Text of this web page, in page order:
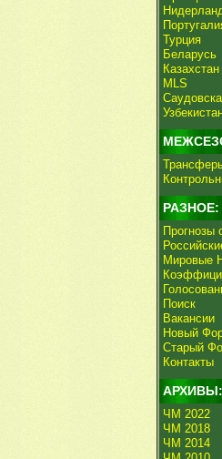
Турция
Беларусь
Казахстан
MLS
РАЗНОЕ:
Прогнозы
Мировые
Поиск
Вакансии
Новый
Старый
Контакты
АРХИВЫ:
ЧМ 2022
ЧМ 2018
ЧМ 2014